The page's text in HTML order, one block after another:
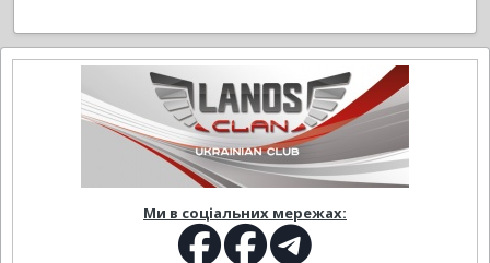
Ми в соціальних мережах: